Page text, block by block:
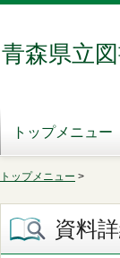
青森県立
トップメニュー
トップメニュー >
資料